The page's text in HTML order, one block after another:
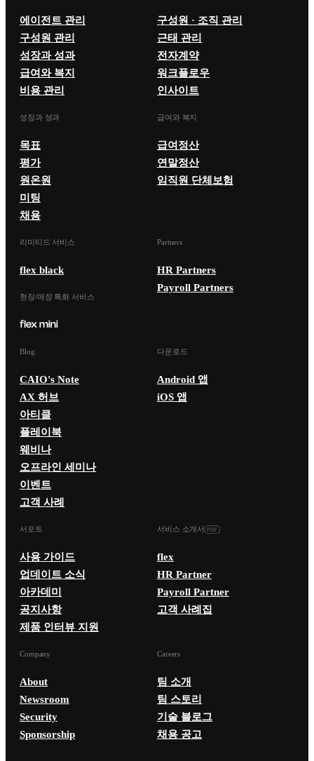
에이전트 관리
구성원 관리
성장과 성과
급여와 복지
비용 관리
구성원 · 조직 관리
근태 관리
전자계약
워크플로우
인사이트
성장과 성과
목표
평가
원온원
미팅
채용
급여와 복지
급여정산
연말정산
임직원 단체보험
리미티드 서비스
flex black
현장/매장 특화 서비스
Partners
HR Partners
Payroll Partners
Blog
CAIO's Note
AX 허브
아티클
플레이북
웨비나
오프라인 세미나
이벤트
고객 사례
다운로드
Android 앱
iOS 앱
서포트
사용 가이드
업데이트 소식
아카데미
공지사항
제품 인터뷰 지원
서비스 소개서
flex
HR Partner
Payroll Partner
고객 사례집
Company
About
Newsroom
Security
Sponsorship
Careers
팀 소개
팀 스토리
기술 블로그
채용 공고